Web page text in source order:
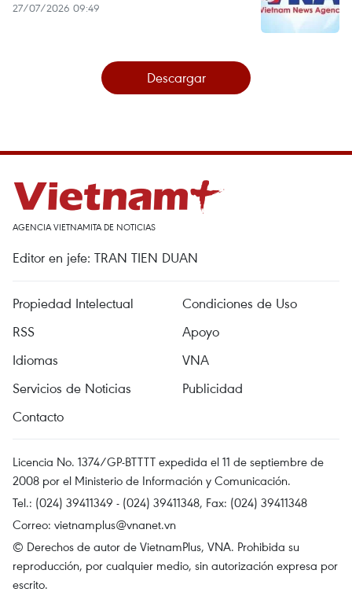
27/07/2026 09:49
Descargar
AGENCIA VIETNAMITA DE NOTICIAS
Editor en jefe: TRAN TIEN DUAN
Propiedad Intelectual
Condiciones de Uso
RSS
Apoyo
Idiomas
VNA
Servicios de Noticias
Publicidad
Contacto
Licencia No. 1374/GP-BTTTT expedida el 11 de septiembre de
2008 por el Ministerio de Información y Comunicación.
Tel.: (024) 39411349 - (024) 39411348, Fax: (024) 39411348
Correo: vietnamplus@vnanet.vn
© Derechos de autor de VietnamPlus, VNA. Prohibida su
reproducción, por cualquier medio, sin autorización expresa por
escrito.